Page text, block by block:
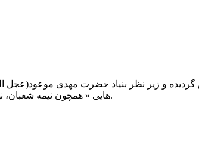
صبح عدالت ( مشهد مقدس ) در سال ۱۳۹۲ تاسیس گردیده و زیر نظر
هایی « همچون نیمه شعبان، نهم ربیع جهت امامت حضرت، احیا و شب زنده داری مهدوی» توفیق خدمت داشته است.